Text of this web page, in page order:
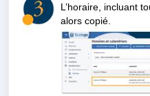
L’horaire, incluant
alors copié.